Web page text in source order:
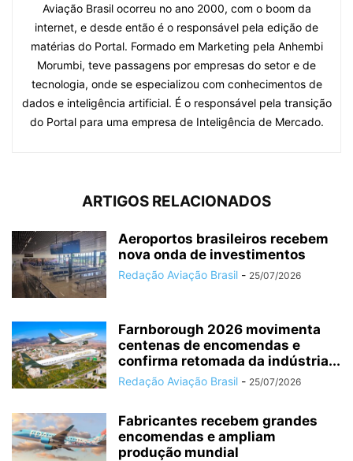
Aviação Brasil ocorreu no ano 2000, com o boom da
internet, e desde então é o responsável pela edição de
matérias do Portal. Formado em Marketing pela Anhembi
Morumbi, teve passagens por empresas do setor e de
tecnologia, onde se especializou com conhecimentos de
dados e inteligência artificial. É o responsável pela transição
do Portal para uma empresa de Inteligência de Mercado.
ARTIGOS RELACIONADOS
Aeroportos brasileiros recebem
nova onda de investimentos
Redação Aviação Brasil - 25/07/2026
Farnborough 2026 movimenta
centenas de encomendas e
confirma retomada da indústria...
Redação Aviação Brasil - 25/07/2026
Fabricantes recebem grandes
encomendas e ampliam
produção mundial